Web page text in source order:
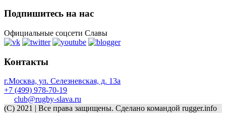
Подпишитесь на нас
Официальные соцсети Славы
Контакты
г.Москва, ул. Селезневская, д. 13a
+7 (499) 978-70-19
club@rugby-slava.ru
(C) 2021 | Все права защищены. Сделано командой rugger.info